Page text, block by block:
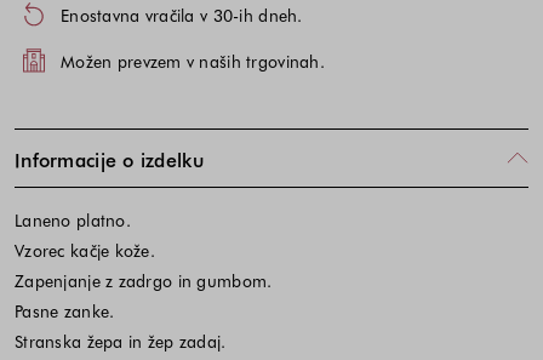
Enostavna vračila v 30-ih dneh.
Možen prevzem v naših trgovinah.
Informacije o izdelku
Laneno platno.
Vzorec kačje kože.
Zapenjanje z zadrgo in gumbom.
Pasne zanke.
Stranska žepa in žep zadaj.